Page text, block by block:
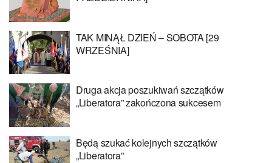
TAK MINĄŁ DZIEŃ – SOBOTA [29
WRZEŚNIA]
Druga akcja poszukiwań szczątków
„Liberatora” zakończona sukcesem
Będą szukać kolejnych szczątków
„Liberatora”